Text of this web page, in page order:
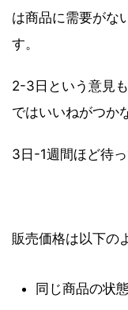
は商品に需要がな
す。
2-3日という意見
ではいいねがつか
3日-1週間ほど待
販売価格は以下の
同じ商品の状